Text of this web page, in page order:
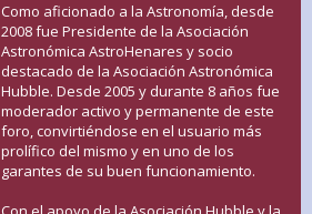
Como aficionado a la Astronomía, desde
2008 fue Presidente de la Asociación
Astronómica AstroHenares y socio
destacado de la Asociación Astronómica
Hubble. Desde 2005 y durante 8 años fue
moderador activo y permanente de este
foro, convirtiéndose en el usuario más
prolífico del mismo y en uno de los
garantes de su buen funcionamiento.